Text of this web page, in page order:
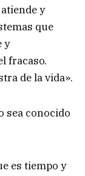
y
que
y
fracaso.
de la vida».
sea conocido
es tiempo y